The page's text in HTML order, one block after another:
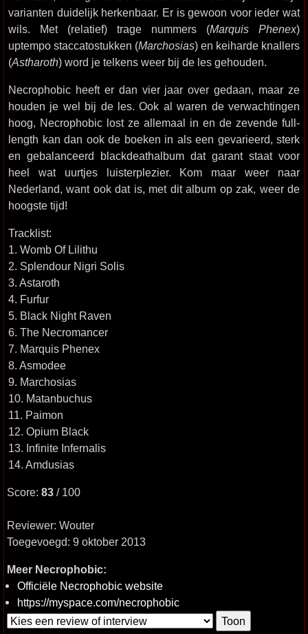
varianten duidelijk herkenbaar. Er is gewoon voor ieder wat
wils. Met (relatief) trage nummers (Marquis Phenex)
uptempo staccatostukken (Marchosias) en keiharde knallers
(Astharoth) word je telkens weer bij de les gehouden.
Necrophobic heeft er dan vier jaar over gedaan, maar ze
houden je wel bij de les. Ook al waren de verwachtingen
hoog, Necrophobic lost ze allemaal in en de zevende full-
length kan dan ook de boeken in als een gevarieerd, sterk
en gebalanceerd blackdeathalbum dat garant staat voor
heel wat uurtjes luisterplezier. Kom maar weer naar
Nederland, want ook dat is, met dit album op zak, weer de
hoogste tijd!
Tracklist:
1. Womb Of Lilithu
2. Splendour Nigri Solis
3. Astaroth
4. Furfur
5. Black Night Raven
6. The Necromancer
7. Marquis Phenex
8. Asmodee
9. Marchosias
10. Matanbuchus
11. Paimon
12. Opium Black
13. Infinite Infernalis
14. Amdusias
Score: 83 / 100
Reviewer: Wouter
Toegevoegd: 9 oktober 2013
Meer Necrophobic:
Officiële Necrophobic website
https://myspace.com/necrophobic